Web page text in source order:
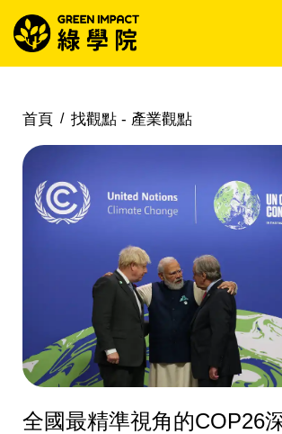
首頁 找觀點 - 產業觀點
全國最精準視角的COP26